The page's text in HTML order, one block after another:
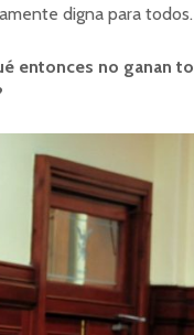
digna para todos.
entonces no ganan